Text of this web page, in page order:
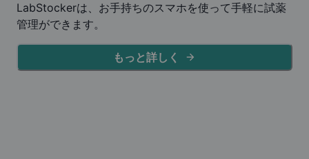
LabStockerは、お手持ちのスマホを使って手軽に試薬
管理ができます。
もっと詳しく